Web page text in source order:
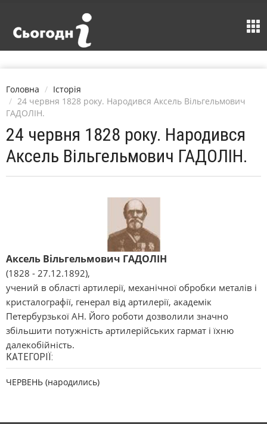
Головна
Історія
24 червня 1828 року. Народився Аксель Вільгельмович
ГАДОЛІН.
24 червня 1828 року. Народився
Аксель Вільгельмович ГАДОЛІН.
Аксель Вільгельмович ГАДОЛІН
(1828 - 27.12.1892),
учений в області артилерії, механічної обробки металів і
кристалографії, генерал від артилерії, академік
Петербурзької АН. Його роботи дозволили значно
збільшити потужність артилерійських гармат і їхню
далекобійність.
КАТЕГОРІЇ:
ЧЕРВЕНЬ (народились)